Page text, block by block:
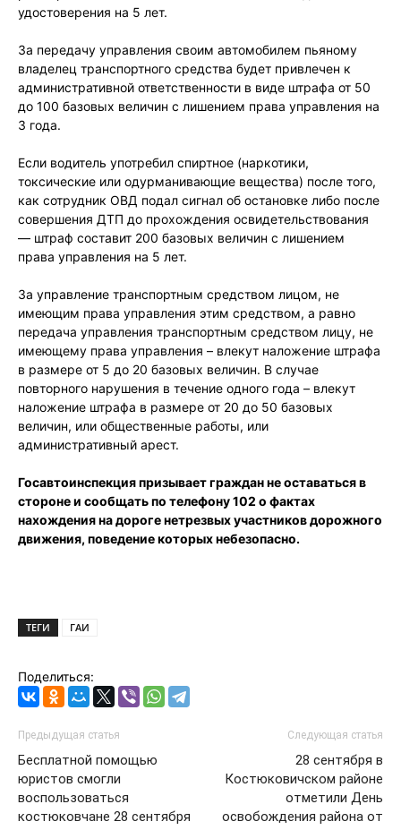
удостоверения на 5 лет.
За передачу управления своим автомобилем пьяному
владелец транспортного средства будет привлечен к
административной ответственности в виде штрафа от 50
до 100 базовых величин с лишением права управления на
3 года.
Если водитель употребил спиртное (наркотики,
токсические или одурманивающие вещества) после того,
как сотрудник ОВД подал сигнал об остановке либо после
совершения ДТП до прохождения освидетельствования
— штраф составит 200 базовых величин с лишением
права управления на 5 лет.
За управление транспортным средством лицом, не
имеющим права управления этим средством, а равно
передача управления транспортным средством лицу, не
имеющему права управления – влекут наложение штрафа
в размере от 5 до 20 базовых величин. В случае
повторного нарушения в течение одного года – влекут
наложение штрафа в размере от 20 до 50 базовых
величин, или общественные работы, или
административный арест.
Госавтоинспекция призывает граждан не оставаться в
стороне и сообщать по телефону 102 о фактах
нахождения на дороге нетрезвых участников дорожного
движения, поведение которых небезопасно.
ТЕГИ ГАИ
Поделиться:
Предыдущая статья
Бесплатной помощью
юристов смогли
воспользоваться
костюковчане 28 сентября
Следующая статья
28 сентября в
Костюковичском районе
отметили День
освобождения района от